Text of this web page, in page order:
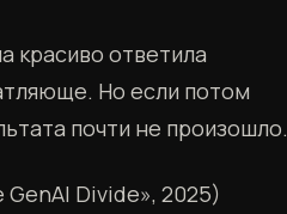
ответила
Но если потом
почти не произошло.
Divide», 2025)